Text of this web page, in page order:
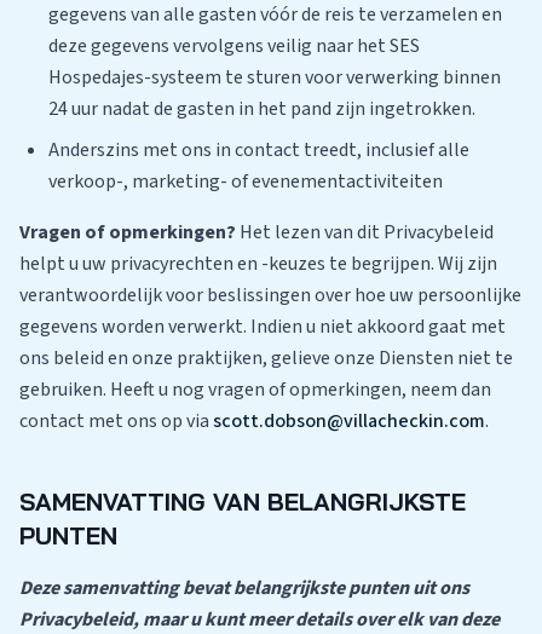
gegevens van alle gasten vóór de reis te verzamelen en
deze gegevens vervolgens veilig naar het SES
Hospedajes-systeem te sturen voor verwerking binnen
24 uur nadat de gasten in het pand zijn ingetrokken.
Anderszins met ons in contact treedt, inclusief alle
verkoop-, marketing- of evenementactiviteiten
Vragen of opmerkingen? Het lezen van dit Privacybeleid
helpt u uw privacyrechten en -keuzes te begrijpen. Wij zijn
verantwoordelijk voor beslissingen over hoe uw persoonlijke
gegevens worden verwerkt. Indien u niet akkoord gaat met
ons beleid en onze praktijken, gelieve onze Diensten niet te
gebruiken. Heeft u nog vragen of opmerkingen, neem dan
contact met ons op viascott.dobson@villacheckin.com.
SAMENVATTING VAN BELANGRIJKSTE
PUNTEN
Deze samenvatting bevat belangrijkste punten uit ons
Privacybeleid, maar u kunt meer details over elk van deze